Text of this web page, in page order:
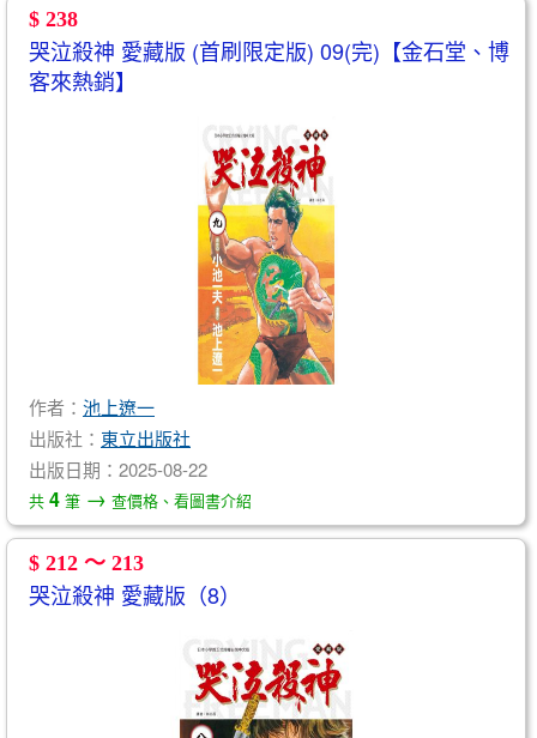
$ 238
哭泣殺神 愛藏版 (首刷限定版) 09(完)【金石堂、博
客來熱銷】
作者： 池上遼一
出版社： 東立出版社
出版日期：2025-08-22
共 4 筆 → 查價格、看圖書介紹
$ 212 ～ 213
哭泣殺神 愛藏版（8）